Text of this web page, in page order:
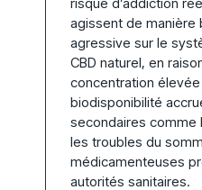
risque d’addiction
agissent de manière
agressive sur le
CBD naturel, en
concentration
biodisponibilité
secondaires comme
les troubles du
médicamenteuses
autorités sanitaires.